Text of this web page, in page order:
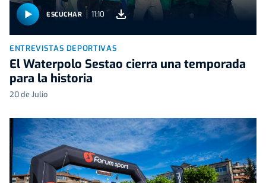
ESCUCHAR 11:10
ENTREVISTAS DEPORTIVAS
El Waterpolo Sestao cierra una temporada
para la historia
20 de Julio